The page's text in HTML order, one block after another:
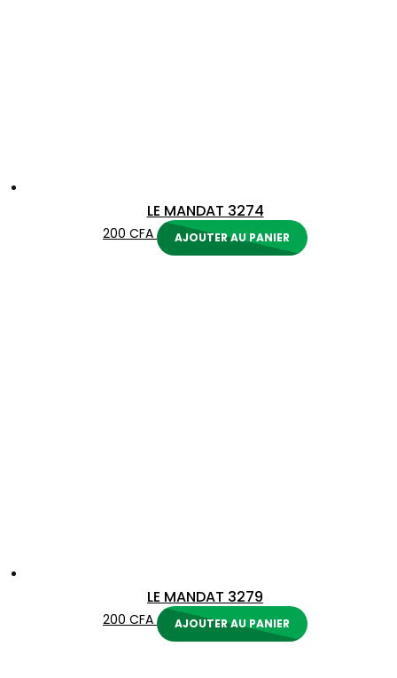
LE MANDAT 3274
200 CFA AJOUTER AU PANIER
LE MANDAT 3279
200 CFA AJOUTER AU PANIER